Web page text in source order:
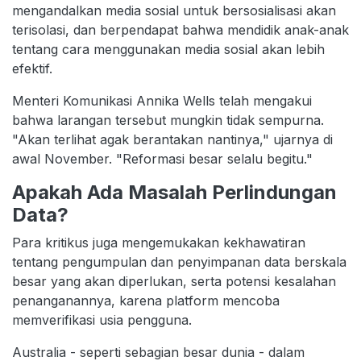
mengandalkan media sosial untuk bersosialisasi akan
terisolasi, dan berpendapat bahwa mendidik anak-anak
tentang cara menggunakan media sosial akan lebih
efektif.
Menteri Komunikasi Annika Wells telah mengakui
bahwa larangan tersebut mungkin tidak sempurna.
"Akan terlihat agak berantakan nantinya," ujarnya di
awal November. "Reformasi besar selalu begitu."
Apakah Ada Masalah Perlindungan
Data?
Para kritikus juga mengemukakan kekhawatiran
tentang pengumpulan dan penyimpanan data berskala
besar yang akan diperlukan, serta potensi kesalahan
penanganannya, karena platform mencoba
memverifikasi usia pengguna.
Australia - seperti sebagian besar dunia - dalam